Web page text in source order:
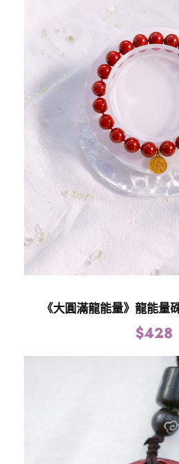
《大圓滿龍能量》龍能
$428